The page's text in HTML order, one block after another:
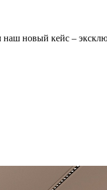
новый кейс –